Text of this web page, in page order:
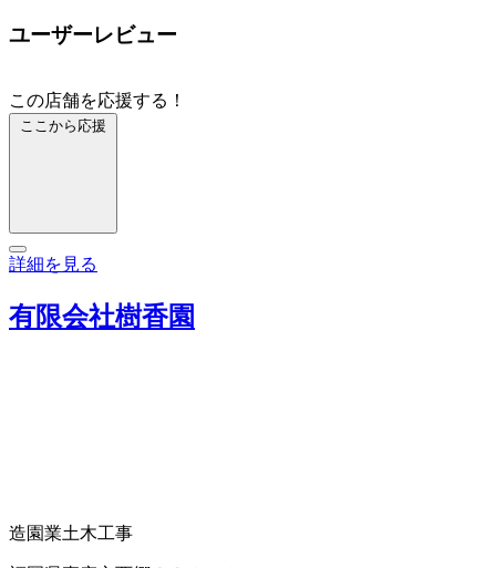
ユーザーレビュー
この店舗を応援する！
ここから応援
詳細を見る
有限会社樹香園
造園業土木工事